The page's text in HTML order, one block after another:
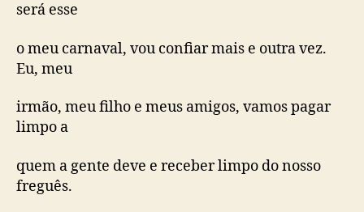
será esse
o meu carnaval, vou confiar mais e outra vez.
Eu, meu
irmão, meu filho e meus amigos, vamos pagar
limpo a
quem a gente deve e receber limpo do nosso
freguês.